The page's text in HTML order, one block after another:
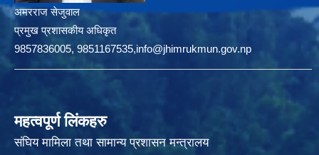
अमरराज सेजुवाल
प्रमुख प्रशासकीय अधिकृत
9857836005, 9851167535,info@jhimrukmun.gov.np
महत्वपूर्ण लिंकहरु
संघिय मामिला तथा सामान्य प्रशासन मन्त्रालय